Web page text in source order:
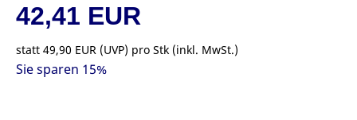
42,41 EUR
statt 49,90 EUR (UVP) pro Stk (inkl. MwSt.)
Sie sparen 15%